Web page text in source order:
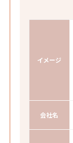
イメージ
会社名